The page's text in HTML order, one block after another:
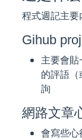
程式週記主要
Gihub
主要會
的評語
詢
網路文章
會寫些心